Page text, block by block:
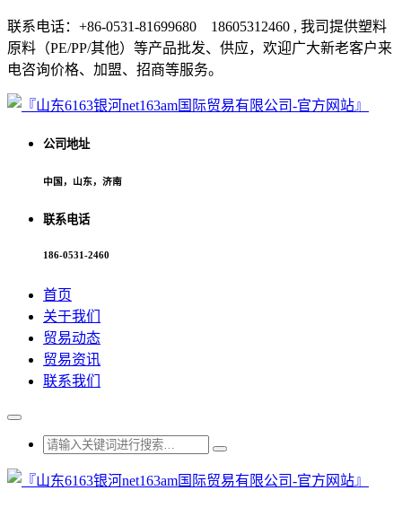
联系电话：+86-0531-81699680 18605312460 , 我司提供塑料
原料（PE/PP/其他）等产品批发、供应，欢迎广大新老客户来
电咨询价格、加盟、招商等服务。
公司地址
中国，山东，济南
联系电话
186-0531-2460
首页
关于我们
贸易动态
贸易资讯
联系我们